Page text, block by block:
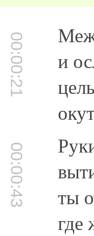
00:00:21
и
00:00:43
ты
где